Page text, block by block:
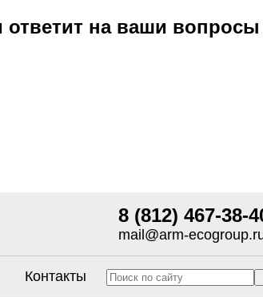
на ваши вопросы
8 (812) 467-38-
mail@arm-
Контакты